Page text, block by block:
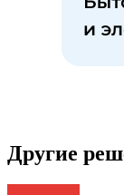
Другие